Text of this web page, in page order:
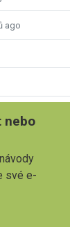
ago
nebo
své e-